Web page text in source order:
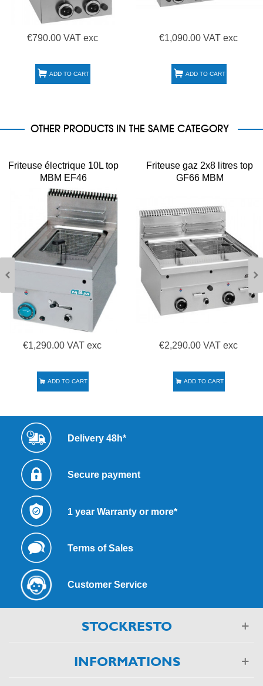
€790.00 VAT exc
ADD TO CART
€1,090.00 VAT exc
ADD TO CART
OTHER PRODUCTS IN THE SAME CATEGORY
Friteuse électrique 10L top
MBM EF46
€1,290.00 VAT exc
ADD TO CART
Friteuse gaz 2x8 litres top
GF66 MBM
€2,290.00 VAT exc
ADD TO CART
Delivery 48h*
Secure payment
1 year Warranty or more*
Terms of Sales
Customer Service
STOCKRESTO
INFORMATIONS